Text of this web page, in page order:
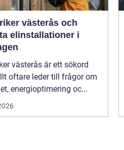
västerås och
elinstallationer i
västerås är ett sökord
oftare leder till frågor om
energioptimering oc...